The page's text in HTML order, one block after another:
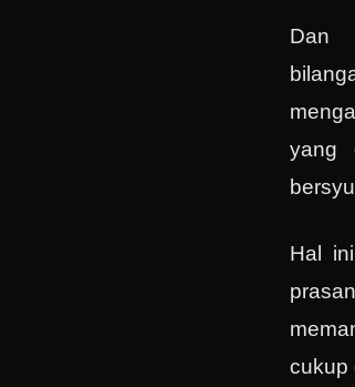
Dan
yang
Hal
cukup